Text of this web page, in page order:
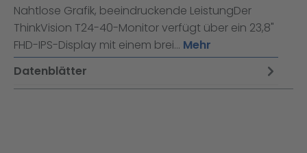
Nahtlose Grafik, beeindruckende LeistungDer
ThinkVision T24-40-Monitor verfügt über ein 23,8"
FHD-IPS-Display mit einem brei… Mehr
Datenblätter